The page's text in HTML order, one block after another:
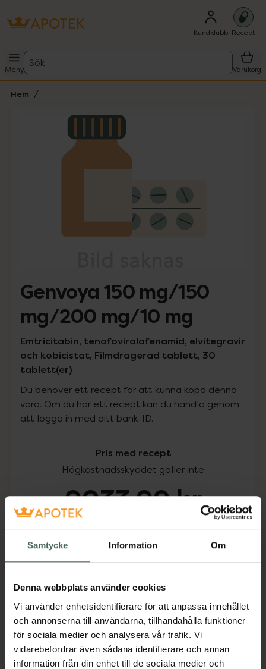
Samtycke Information Om
Denna webbplats använder cookies
Vi använder enhetsidentifierare för att anpassa innehållet
och annonserna till användarna, tillhandahålla funktioner
för sociala medier och analysera vår trafik. Vi
vidarebefordrar även sådana identifierare och annan
information från din enhet till de sociala medier och
Kundklubb Recept
Meny
Sök
Varukorg
Hem
Lista: . Innehåller 1 objekt.
Genvoya 150 mg/150
mg/200 mg/10 mg
Emtricitabin, tenofoviralafenamid, elvitegravir
och kobicistat, Filmdragerad tablett, 30
tablett(er)
Du behöver ett recept för att kunna köpa denna
vara. Om du har ett recept kan du handla genom
att logga in med ditt bank-ID.
Pris med recept
Högkostnadsskyddet gäller inte
9033,99 kr
Köp via ditt recept
Beskrivning